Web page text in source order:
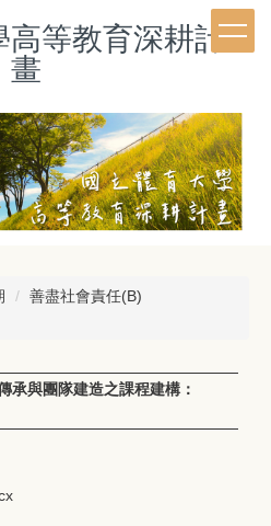
高等教育深耕計
畫
善盡社會責任(B)
承與團隊建造之課程建構：